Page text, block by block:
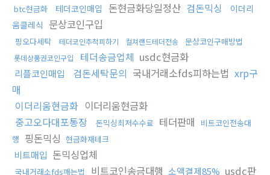
btc현금화 테더코인매입 돈현금화당일정산 검돈믹싱
이더리
움클레식 문상코인구입
핑오다세탁 테더코인추척피하기 컬쳐랜드테더전송 문상코인구매방법
롯데상품권코인구입 테더송금업체 usdc현금화
리플코인매입 검돈세탁문의 국내거래소fds피하는법 xrp구
매
이더리움현금화 이더리움현금화
중고오다대포통장
돈믹싱최저수수료 테더판매
비트코인전송대
행 핑돈믹싱 현금화재테크
비트매입 돈믹싱업체
국내거래소fds깨는법 비트코인송금대행 소액결제85% usdc판